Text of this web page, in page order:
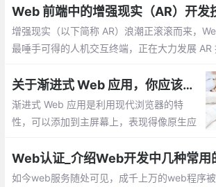
的出世使大家似乎看到了新一代的前端技
术，但直到今天，在今年五月 Google I/O
发布 Polymer 3 之后
Web 前端中的增强现实（AR）开发
增强现实（以下简称 AR）浪潮正滚滚而来，
最唾手可得的人机交互终端，正在大力发展 AR
关于渐进式 Web 应用，你应该知道的一切
渐进式 Web 应用是利用现代浏览器的特
性，可以添加到主屏幕上，表现得像原生应
Web认证_介绍Web开发中几种常用
如今web服务随处可见，成千上万的web程序